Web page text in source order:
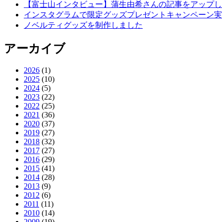
【富士山インタビュー】蒲生由希さんの記事をアップし
インスタグラムで限定グッズプレゼントキャンペーン実
ノベルティグッズを制作しました
アーカイブ
2026 (1)
2025 (10)
2024 (5)
2023 (22)
2022 (25)
2021 (36)
2020 (37)
2019 (27)
2018 (32)
2017 (27)
2016 (29)
2015 (41)
2014 (28)
2013 (9)
2012 (6)
2011 (11)
2010 (14)